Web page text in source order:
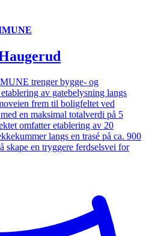
trenger bygge- og
av gatebelysning langs
frem til boligfeltet ved
en maksimal totalverdi på 5
omfatter etablering av 20
langs en trasé på ca. 900
skape en tryggere ferdselsvei for